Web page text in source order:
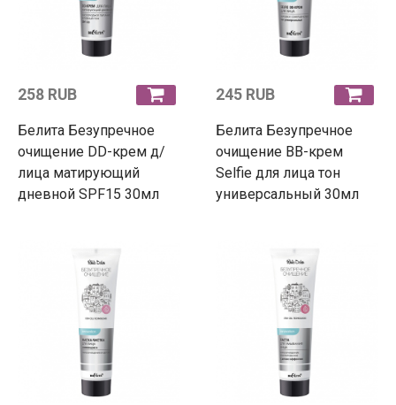
258 RUB
Белита Безупречное
очищение DD-крем д/
лица матирующий
дневной SPF15 30мл
245 RUB
Белита Безупречное
очищение ВВ-крем
Selfie для лица тон
универсальный 30мл